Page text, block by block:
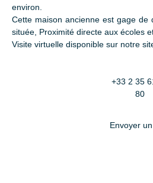
environ.
Cette maison ancienne est gage de
située, Proximité directe aux écoles
Visite virtuelle disponible sur notre
+33 2 35
80
Envoyer